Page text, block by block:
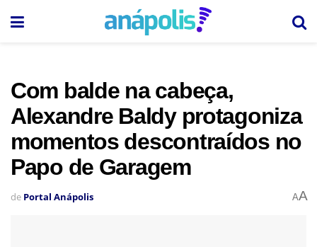
Com balde na cabeça,
Alexandre Baldy protagoniza
momentos descontraídos no
Papo de Garagem
de Portal Anápolis AA